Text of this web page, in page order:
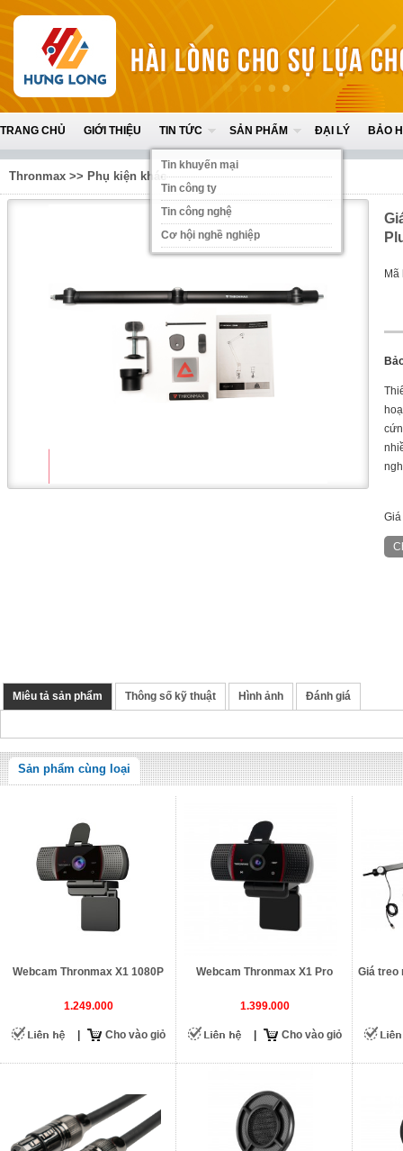
TRANG CHỦ GIỚI THIỆU TIN TỨC
Tin khuyến mại
Tin công ty
Tin công nghệ
Cơ hội nghề nghiệp
SẢN PHẨM ĐẠI LÝ BẢO
Thronmax >> Phụ kiện khác
Mã
Miêu tả sản phẩm Thông số kỹ thuật Hình ảnh Đánh giá
Sản phẩm cùng loại
Webcam Thronmax X1 1080P
1.249.000
Cho vào giỏ
Webcam Thronmax X1 Pro
1.399.000
Cho vào giỏ
Giá treo